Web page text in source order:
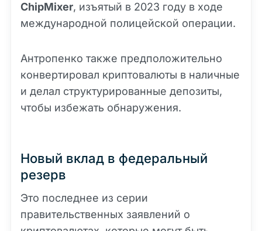
ChipMixer, изъятый в 2023 году в ходе
международной полицейской операции.
Антропенко также предположительно
конвертировал криптовалюты в наличные
и делал структурированные депозиты,
чтобы избежать обнаружения.
Новый вклад в федеральный
резерв
Это последнее из серии
правительственных заявлений о